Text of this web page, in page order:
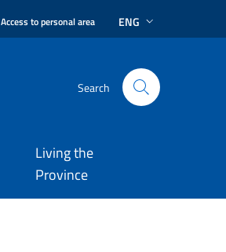
Access to personal area ENG
Search
Living the
Province